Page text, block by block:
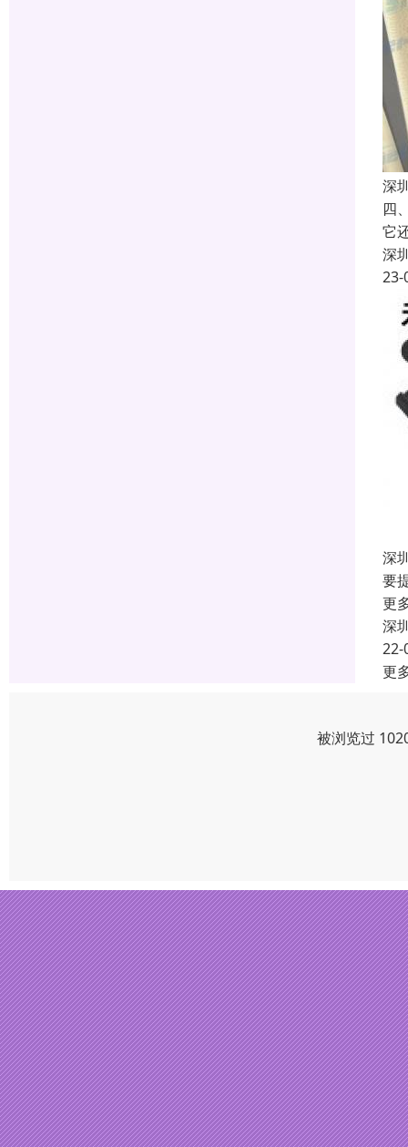
深
四
它
深
23-
深
要
更
深
22-
更
被浏览过